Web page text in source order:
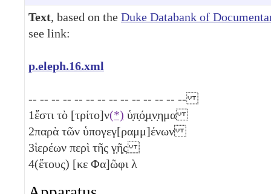
Text, based on the Duke Databank of
see link:
p.eleph.16.xml
-- -- -- -- -- -- -- -- -- -- -- -- -- --
1ἔστι τὸ [τρίτο]ν(*) ὑ̣π̣ό̣μ̣ν̣ημα
2παρὰ τῶν ὑπογεγ[ραμμ]ένων
3ἱερέων περὶ τῆς γ̣ῆ̣ς
4(ἔτους) [κε Φα]ῶφι λ